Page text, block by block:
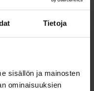
Tietoja
sisällön ja mainosten
ominaisuuksien
katetaan kuntien
mukaisesti.
jakaantuvat